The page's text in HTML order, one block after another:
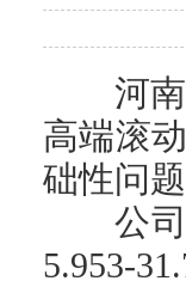
河
高端滚
础性问
公
5.953-